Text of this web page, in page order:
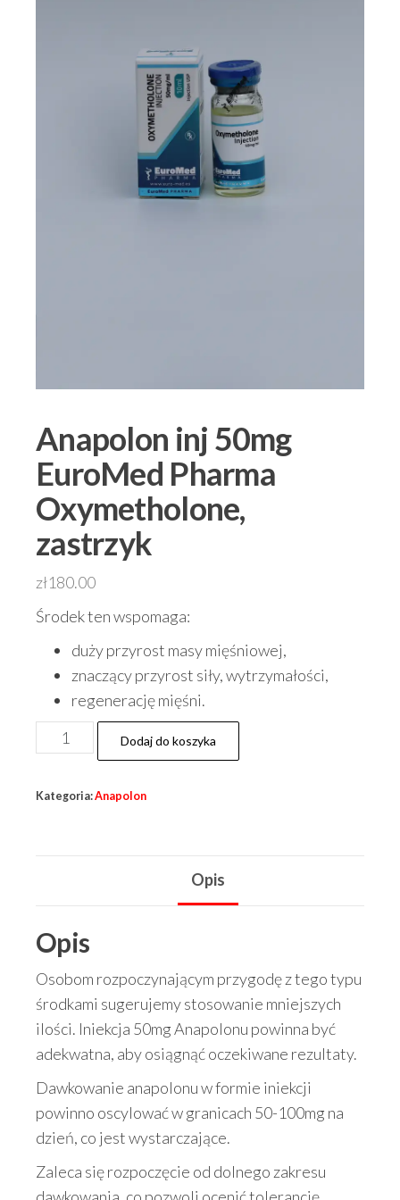
Anapolon inj 50mg
EuroMed Pharma
Oxymetholone,
zastrzyk
zł180.00
Środek ten wspomaga:
duży przyrost masy mięśniowej,
znaczący przyrost siły, wytrzymałości,
regenerację mięśni.
ilość
Anapolon
50mg
Dodaj do koszyka
Kategoria:Anapolon
Opis
Opis
Osobom rozpoczynającym przygodę z tego typu
środkami sugerujemy stosowanie mniejszych
ilości. Iniekcja 50mg Anapolonu powinna być
adekwatna, aby osiągnąć oczekiwane rezultaty.
Dawkowanie anapolonu w formie iniekcji
powinno oscylować w granicach 50-100mg na
dzień, co jest wystarczające.
Zaleca się rozpoczęcie od dolnego zakresu